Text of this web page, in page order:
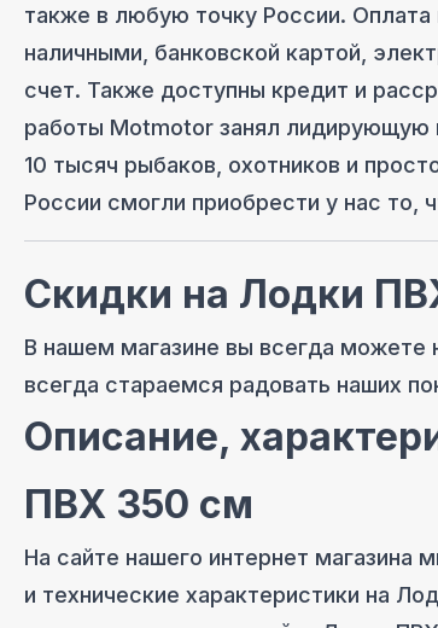
также в любую точку России.
наличными, банковской картой,
счет. Также доступны кредит и
работы Motmotor занял лидирующую
10 тысяч рыбаков, охотников и
России смогли приобрести у нас то,
Скидки на Лодки
В нашем магазине вы всегда можете
всегда стараемся радовать наших
Описание,
ПВХ 350 см
На сайте нашего интернет магазина
и технические характеристики на